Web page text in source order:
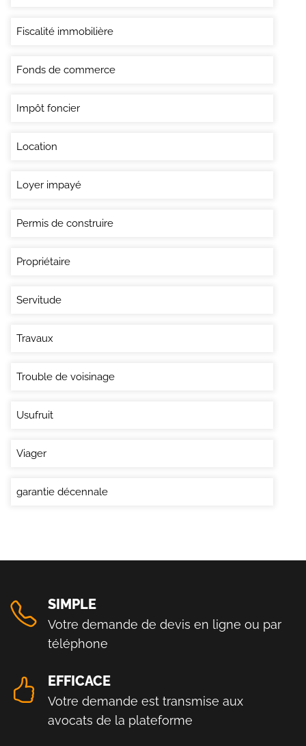
Fiscalité immobilière
Fonds de commerce
Impôt foncier
Location
Loyer impayé
Permis de construire
Propriétaire
Servitude
Travaux
Trouble de voisinage
Usufruit
Viager
garantie décennale
SIMPLE
Votre demande de devis en ligne ou par
téléphone
EFFICACE
Votre demande est transmise aux
avocats de la plateforme